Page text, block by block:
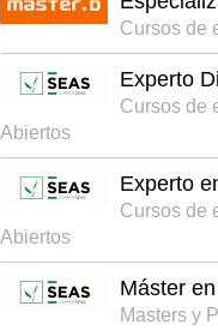
Cursos de
Experto
Cursos de
Abiertos
Experto
Cursos de
Abiertos
Máster
Masters y